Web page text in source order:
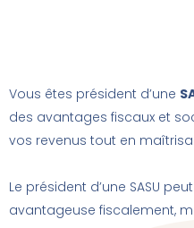
Vous êtes président d’une
des avantages fiscaux et
vos revenus tout en
Le président d’une SASU
avantageuse fiscalement,